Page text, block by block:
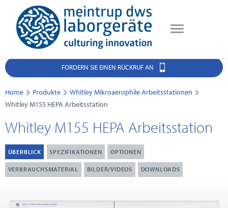
FORDERN SIE EINEN RÜCKRUF AN
Home Produkte
Whitley Mikroaerophile Arbeitsstationen
Whitley M155 HEPA Arbeitsstation
Whitley M155 HEPA Arbeitsstation
ÜBERBLICK SPEZIFIKATIONEN OPTIONEN
VERBRAUCHSMATERIAL BILDER/VIDEOS DOWNLOADS